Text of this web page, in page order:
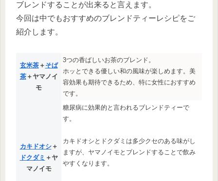
ブレンドすることが出来ると言えます。
今回は中でもおすすめのブレンドティーレシピをご
紹介します。
玄米茶＋ そば
茶＋ヤマノイ
モ
3つの香ばしいお茶のブレンド。
ホッとできる優しい和の風味が楽しめます。美
容効果も期待できるため、特に女性におすすめ
です。
カキドオシ＋
ドクダミ ＋ヤ
マノイモ
糖尿病に効果的と言われるブレンドティーで
す。
カキドオシとドクダミは多少クセのある味がし
ますが、ヤマノイモとブレンドすることで飲み
やすくなります。